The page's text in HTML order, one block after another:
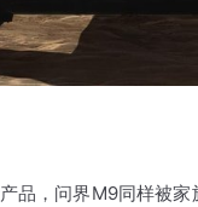
品，问界M9同样被